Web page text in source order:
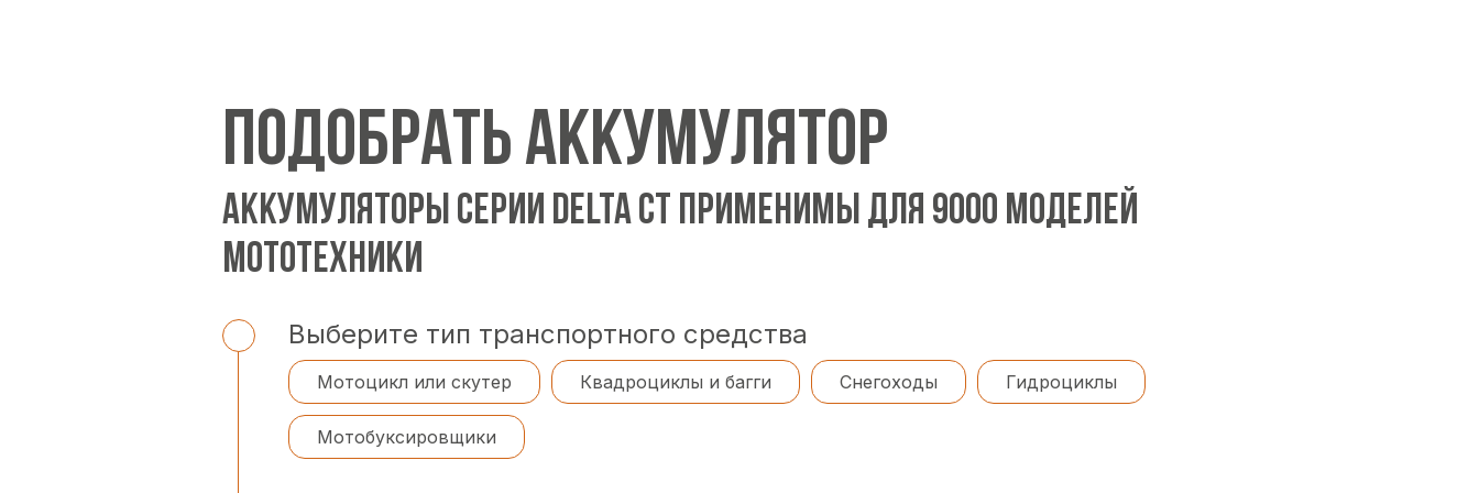
ПОДОБРАТЬ АККУМУЛЯТОР
АККУМУЛЯТОРЫ СЕРИИ DELTA CT ПРИМЕНИМЫ ДЛЯ 9000 МОДЕЛЕЙ
МОТОТЕХНИКИ
Выберите тип транспортного средства
Мотоцикл или скутер Квадроциклы и багги Снегоходы Гидроциклы
Мотобуксировщики